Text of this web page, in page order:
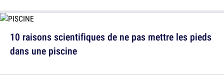
10 raisons scientifiques de ne pas mettre les pieds
dans une piscine